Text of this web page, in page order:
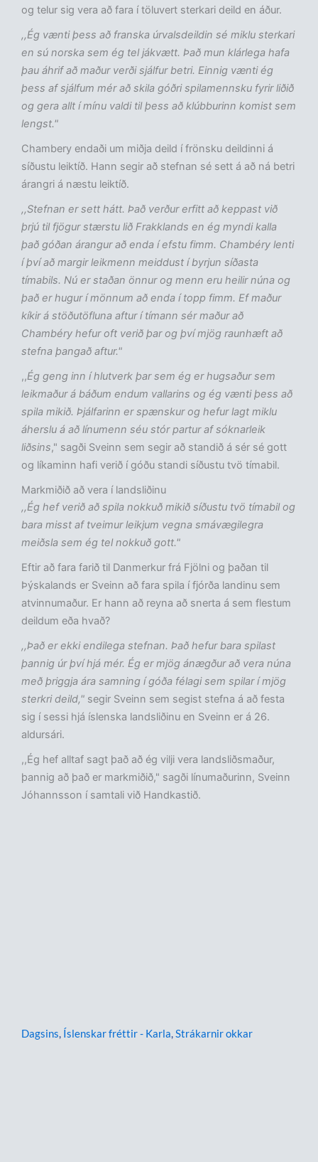
og telur sig vera að fara í töluvert sterkari deild en áður.
,,Ég vænti þess að franska úrvalsdeildin sé miklu sterkari
en sú norska sem ég tel jákvætt. Það mun klárlega hafa
þau áhrif að maður verði sjálfur betri. Einnig vænti ég
þess af sjálfum mér að skila góðri spilamennsku fyrir liðið
og gera allt í mínu valdi til þess að klúbburinn komist sem
lengst."
Chambery endaði um miðja deild í frönsku deildinni á
síðustu leiktíð. Hann segir að stefnan sé sett á að ná betri
árangri á næstu leiktíð.
,,Stefnan er sett hátt. Það verður erfitt að keppast við
þrjú til fjögur stærstu lið Frakklands en ég myndi kalla
það góðan árangur að enda í efstu fimm. Chambéry lenti
í því að margir leikmenn meiddust í byrjun síðasta
tímabils. Nú er staðan önnur og menn eru heilir núna og
það er hugur í mönnum að enda í topp fimm. Ef maður
kíkir á stöðutöfluna aftur í tímann sér maður að
Chambéry hefur oft verið þar og því mjög raunhæft að
stefna þangað aftur."
,,Ég geng inn í hlutverk þar sem ég er hugsaður sem
leikmaður á báðum endum vallarins og ég vænti þess að
spila mikið. Þjálfarinn er spænskur og hefur lagt miklu
áherslu á að línumenn séu stór partur af sóknarleik
liðsins," sagði Sveinn sem segir að standið á sér sé gott
og líkaminn hafi verið í góðu standi síðustu tvö tímabil.
Markmiðið að vera í landsliðinu
,,Ég hef verið að spila nokkuð mikið síðustu tvö tímabil og
bara misst af tveimur leikjum vegna smávægilegra
meiðsla sem ég tel nokkuð gott."
Eftir að fara farið til Danmerkur frá Fjölni og þaðan til
Þýskalands er Sveinn að fara spila í fjórða landinu sem
atvinnumaður. Er hann að reyna að snerta á sem flestum
deildum eða hvað?
,,Það er ekki endilega stefnan. Það hefur bara spilast
þannig úr því hjá mér. Ég er mjög ánægður að vera núna
með þriggja ára samning í góða félagi sem spilar í mjög
sterkri deild," segir Sveinn sem segist stefna á að festa
sig í sessi hjá íslenska landsliðinu en Sveinn er á 26.
aldursári.
,,Ég hef alltaf sagt það að ég vilji vera landsliðsmaður,
þannig að það er markmiðið," sagði línumaðurinn, Sveinn
Jóhannsson í samtali við Handkastið.
Dagsins, Íslenskar fréttir - Karla,Strákarnir okkar